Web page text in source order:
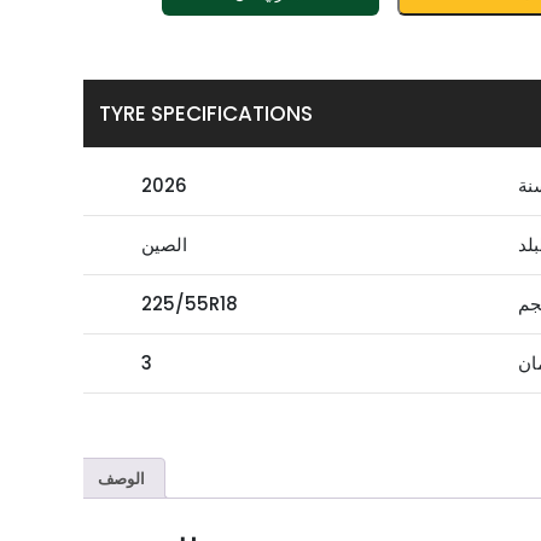
TYRE SPECIFICATIONS
2026
الصين
225/55R18
3
الوصف